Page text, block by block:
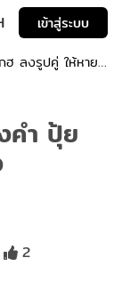
เข้าสู่ระบบ
ฮ ลงรูปคู่ ให้หาย
คำ ปุ้ย
2